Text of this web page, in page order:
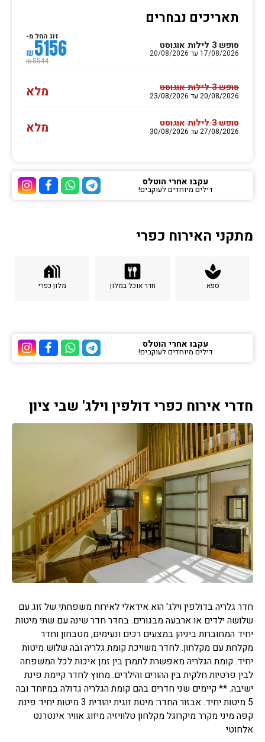
תאריכים נבחרים
סופש 3 לילות אוגוסט
17/08/2026 עד 20/08/2026
זוג החל מ-
₪5156
₪5544
סופש 3 לילות אוגוסט
20/08/2026 עד 23/08/2026 מלא
סופש 3 לילות אוגוסט
27/08/2026 עד 30/08/2026 מלא
ערוץ ערוץ
ערוץ הוואטסאפ של
ערוץ הטלגרם של הוטלס
עקבו אחרי הוטלס
דילים מיוחדים לעוקבים!
מתקני האירוח כפרי
spa
ספא
dining
חדר אוכל במלון
holiday_village
מלון כפרי
ערוץ ערוץ
ערוץ הוואטסאפ של
ערוץ הטלגרם של הוטלס
עקבו אחרי הוטלס
דילים מיוחדים לעוקבים!
חדרי אירוח כפרי דולפין וילג' שבי ציון
חדר גלריה בדולפין וילג' הוא אידאלי לאירוח משפחתי של זוג עם
שלושה ילדים או ארבעה מבגורים. בחדר חדר שינה עם שתי מיטות
יחיד המחוברות ביניהן במצעים רכים ונעימים, מטבחון וחדר
מקלחת עם מקלחון. לחדר משויכת קומת גלריה ובה שלוש מיטות
יחיד. קומת הגלריה מאפשרת לתמרן בין זמן איכות לכל המשפחה
לבין פרטיות חלקית בין ההורים והילדים. מחוץ לחדר קיימת פינת
ישיבה. ** קיימים שני חדרים בהם קומת הגלריה גדולה במיוחד ובה
5 מיטות יחיד. אבזור החדר: מיטת זוגית יהודית 3 מיטות יחיד פינת
קפה מיני מקרר מיקרוגל מקלחון טלוויזיה מיזוג אוויר אינטרנט
אלחוטי